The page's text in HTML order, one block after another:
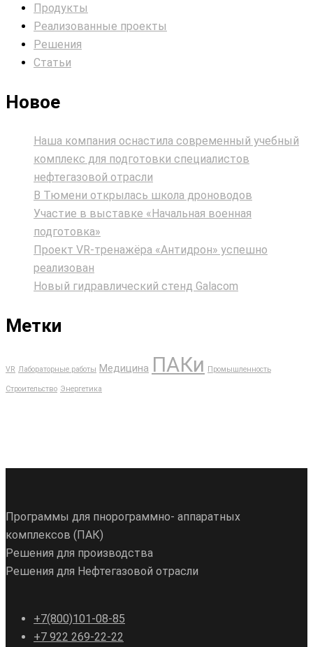
Продукты
Реализованные проекты
Решения
Статьи
Новое
Наша компания оснастила современный учебный
комплекс для подготовки специалистов
нефтегазовой отрасли
В Тюмени открылась школа дроноводов
Участие в выставке «Начальная военная
подготовка»
Проект VR‑тренажёра «Антидрон» успешно
реализован
Новый гидравлический стенд Galacom
Метки
VR Лабораторные работы Медицина ПАКи Промышленность
Строительство Энергетика
Программы для пнорограммно- аппаратных
комплексов (ПАК)
Решения для производства
Решения для Нефтегазовой отрасли
+7(800)101-08-85
+7 922 269-22-22